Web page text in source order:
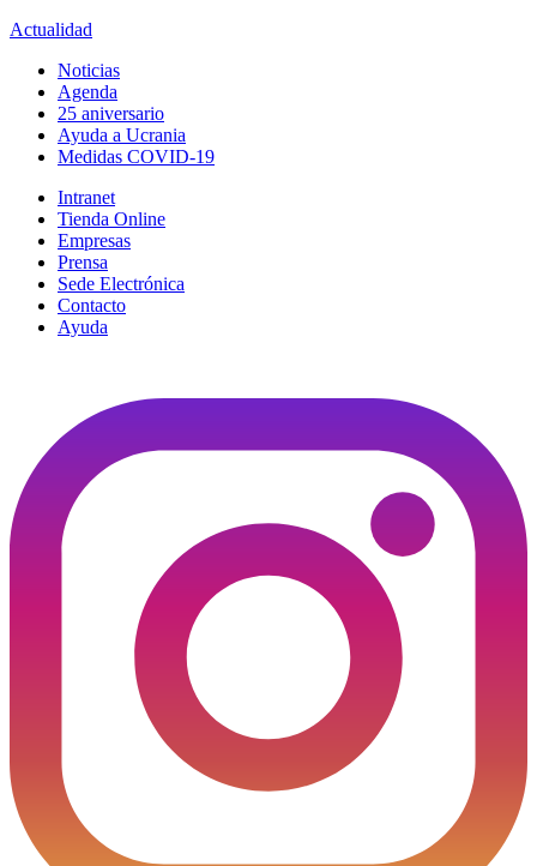
Actualidad
Noticias
Agenda
25 aniversario
Ayuda a Ucrania
Medidas COVID-19
Intranet
Tienda Online
Empresas
Prensa
Sede Electrónica
Contacto
Ayuda